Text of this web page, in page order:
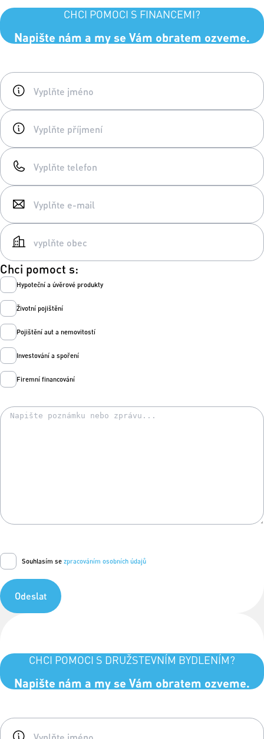
CHCI POMOCI S FINANCEMI?
Napište nám a my se Vám obratem ozveme.
Chci pomoct s:
Hypoteční a úvěrové produkty
Životní pojištění
Pojištění aut a nemovitostí
Investování a spoření
Firemní financování
Souhlasím se zpracováním osobních údajů
Odeslat
CHCI POMOCI S DRUŽSTEVNÍM BYDLENÍM?
Napište nám a my se Vám obratem ozveme.